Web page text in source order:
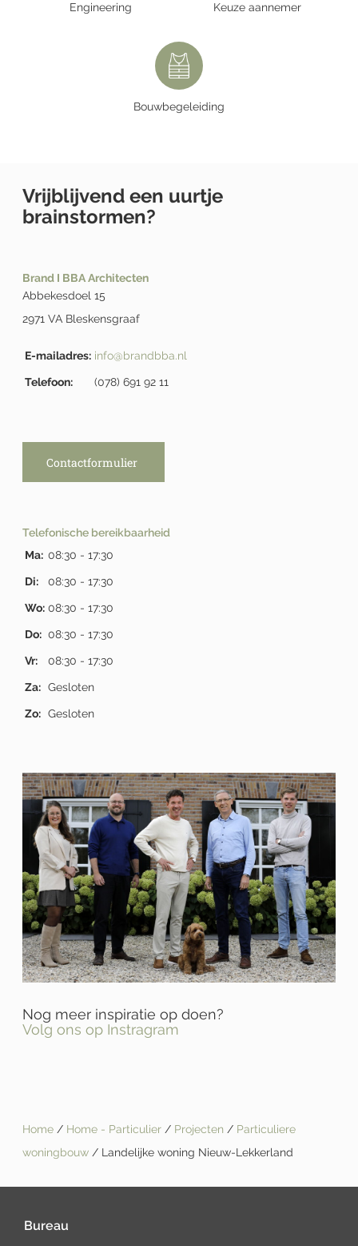
Engineering Keuze aannemer
Bouwbegeleiding
Vrijblijvend een uurtje
brainstormen?
Brand I BBA Architecten
Abbekesdoel 15
2971 VA Bleskensgraaf
E-mailadres: info@brandbba.nl
Telefoon: (078) 691 92 11
Contactformulier
Telefonische bereikbaarheid
Ma: 08:30 - 17:30
Di: 08:30 - 17:30
Wo: 08:30 - 17:30
Do: 08:30 - 17:30
Vr: 08:30 - 17:30
Za: Gesloten
Zo: Gesloten
Nog meer inspiratie op doen?
Volg ons op Instragram
Home / Home - Particulier / Projecten / Particuliere
woningbouw / Landelijke woning Nieuw-Lekkerland
Bureau